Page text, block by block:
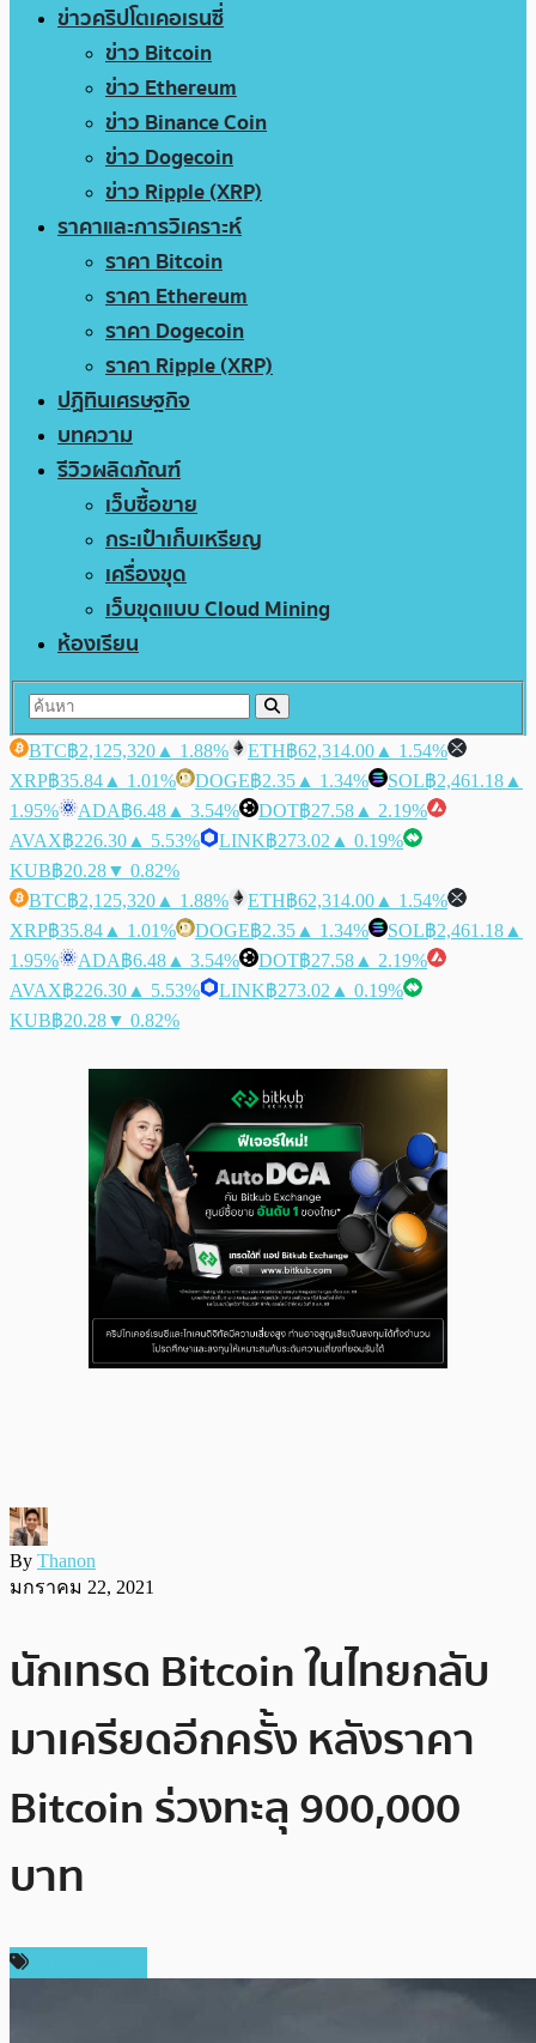
ข่าวคริปโตเคอเรนซี่
ข่าว Bitcoin
ข่าว Ethereum
ข่าว Binance Coin
ข่าว Dogecoin
ข่าว Ripple (XRP)
ราคาและการวิเคราะห์
ราคา Bitcoin
ราคา Ethereum
ราคา Dogecoin
ราคา Ripple (XRP)
ปฏิทินเศรษฐกิจ
บทความ
รีวิวผลิตภัณฑ์
เว็บซื้อขาย
กระเป๋าเก็บเหรียญ
เครื่องขุด
เว็บขุดแบบ Cloud Mining
ห้องเรียน
BTC฿2,125,320 ▲ 1.88% ETH฿62,314.00 ▲ 1.54%
XRP฿35.84 ▲ 1.01% DOGE฿2.35 ▲ 1.34% SOL฿2,461.18 ▲
1.95%
ADA฿6.48 ▲ 3.54% DOT฿27.58 ▲ 2.19%
AVAX฿226.30 ▲ 5.53% LINK฿273.02 ▲ 0.19%
KUB฿20.28▼ 0.82%
BTC฿2,125,320 ▲ 1.88% ETH฿62,314.00 ▲ 1.54%
XRP฿35.84 ▲ 1.01% DOGE฿2.35 ▲ 1.34% SOL฿2,461.18 ▲
1.95%
ADA฿6.48 ▲ 3.54% DOT฿27.58 ▲ 2.19%
AVAX฿226.30 ▲ 5.53% LINK฿273.02 ▲ 0.19%
KUB฿20.28▼ 0.82%
By Thanon
มกราคม 22, 2021
นักเทรด Bitcoin ในไทยกลับ
มาเครียดอีกครั้ง หลังราคา
Bitcoin ร่วงทะลุ 900,000
บาท